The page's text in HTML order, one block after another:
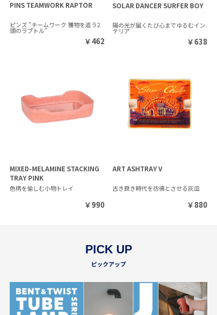
PINS TEAMWORK RAPTOR
ピンズ "チームワーク 獲物を追う2
頭のラプトル"
￥462
SOLAR DANCER SURFER BOY
陽の光が届くたび心までゆるむイン
テリア
￥638
MIXED-MELAMINE STACKING
TRAY PINK
色柄を愉しむ小物トレイ
￥990
ART ASHTRAY V
古き良き時代を彷彿とさせる灰皿
￥880
PICK UP
ピックアップ